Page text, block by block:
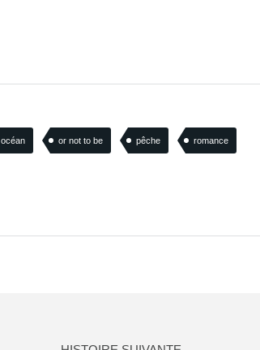
océan or not to be pêche romance